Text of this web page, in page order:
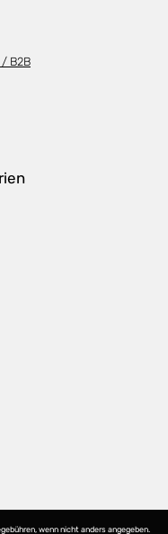
B2B
wenn nicht anders angegeben.